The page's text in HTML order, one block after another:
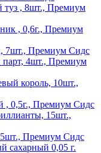
туз , 8шт., Премиум
, 0,6г., Премиум
7шт., Премиум Сидс
парт, 4шт., Премиум
король, 10шт.,
, 0,5г., Премиум Сидс
15шт.,
Премиум Сидс
caxapный 0,05 г.